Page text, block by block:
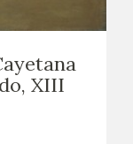
XIII